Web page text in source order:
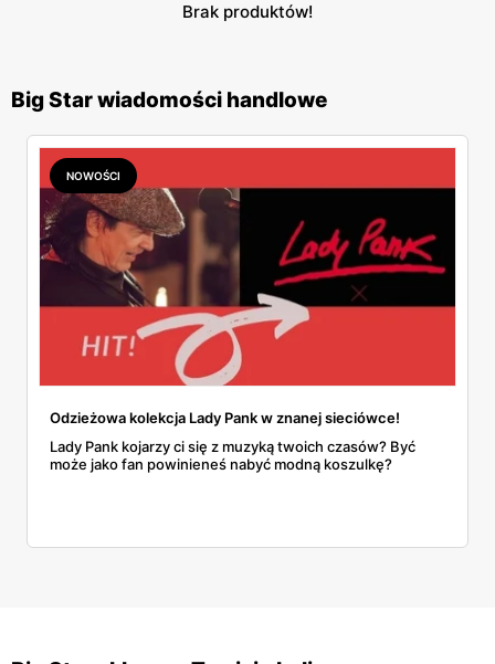
Brak produktów!
Big Star wiadomości handlowe
NOWOŚCI
Odzieżowa kolekcja Lady Pank w znanej sieciówce!
Lady Pank kojarzy ci się z muzyką twoich czasów? Być
może jako fan powinieneś nabyć modną koszulkę?